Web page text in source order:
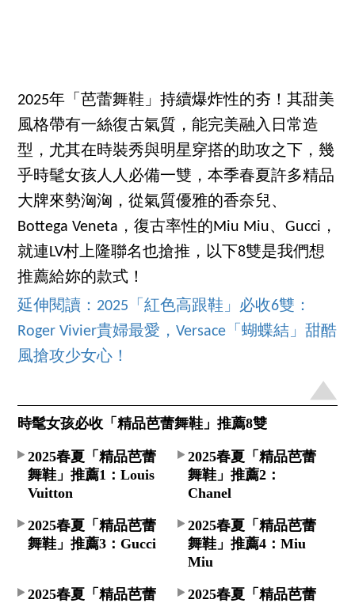
2025年「芭蕾舞鞋」持續爆炸性的夯！其甜美
風格帶有一絲復古氣質，能完美融入日常造
型，尤其在時裝秀與明星穿搭的助攻之下，幾
乎時髦女孩人人必備一雙，本季春夏許多精品
大牌來勢洶洶，從氣質優雅的香奈兒、
Bottega Veneta，復古率性的Miu Miu、Gucci，
就連LV村上隆聯名也搶推，以下8雙是我們想
推薦給妳的款式！
延伸閱讀：2025「紅色高跟鞋」必收6雙：
Roger Vivier貴婦最愛，Versace「蝴蝶結」甜酷
風搶攻少女心！
時髦女孩必收「精品芭蕾舞鞋」推薦8雙
2025春夏「精品芭蕾
舞鞋」推薦1：Louis
Vuitton
2025春夏「精品芭蕾
舞鞋」推薦2：
Chanel
2025春夏「精品芭蕾
舞鞋」推薦3：Gucci
2025春夏「精品芭蕾
舞鞋」推薦4：Miu
Miu
2025春夏「精品芭蕾
2025春夏「精品芭蕾